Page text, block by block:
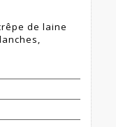
de laine